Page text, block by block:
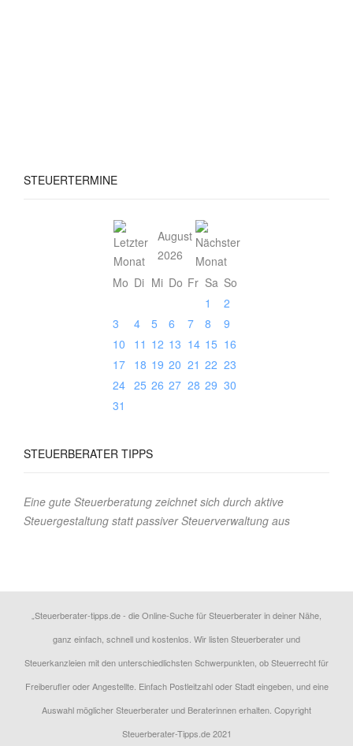
STEUERTERMINE
August
2026
Mo Di Mi Do Fr Sa So
1
2
3
4 5 6 7 8
9
10
11 12 13 14 15 16
17
18 19 20 21 22 23
24 25 26 27 28 29 30
31
STEUERBERATER TIPPS
Eine gute Steuerberatung zeichnet sich durch aktive
Steuergestaltung statt passiver Steuerverwaltung aus
„Steuerberater-tipps.de - die Online-Suche für Steuerberater in deiner Nähe,
ganz einfach, schnell und kostenlos. Wir listen Steuerberater und
Steuerkanzleien mit den unterschiedlichsten Schwerpunkten, ob Steuerrecht für
Freiberufler oder Angestellte. Einfach Postleitzahl oder Stadt eingeben, und eine
Auswahl möglicher Steuerberater und Beraterinnen erhalten. Copyright
Steuerberater-Tipps.de 2021